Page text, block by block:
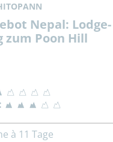
Nepal: Lodge-
zum Poon Hill
à 11 Tage